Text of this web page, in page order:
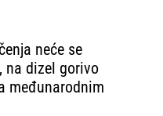
neće se
na dizel gorivo
međunarodnim